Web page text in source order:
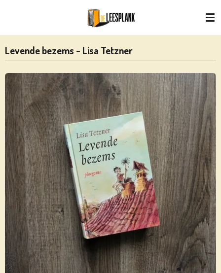
naar
de
Levende bezems - Lisa Tetzner